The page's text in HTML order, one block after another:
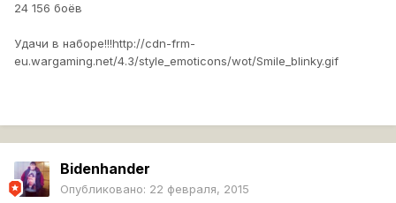
24 156 боёв
Удачи в наборе!!!http://cdn-frm-
eu.wargaming.net/4.3/style_emoticons/wot/Smile_blinky.gif
Bidenhander
Опубликовано: 22 февраля, 2015